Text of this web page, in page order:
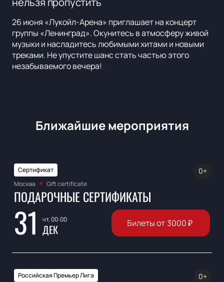
26 июня «Лукойл-Арена» приглашает на концерт
группы «Ленинград». Окунитесь в атмосферу живой
музыки и насладитесь любимыми хитами и новыми
треками. Не упустите шанс стать частью этого
незабываемого вечера!
Ближайшие мероприятия
Сертификат
Москва
Gift certificate
ПОДАРОЧНЫЕ СЕРТИФИКАТЫ
31 чт, 00:00
ДЕК
0+
Билеты от 3000₽
Российская Премьер Лига
0+